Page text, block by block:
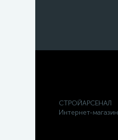
СТРОЙАРСЕНАЛ
Интернет-магазин